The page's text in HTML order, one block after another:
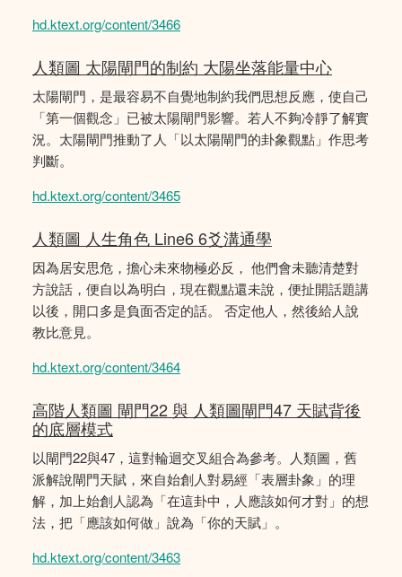
hd.ktext.org/content/3466
人類圖 太陽閘門的制約 大陽坐落能量中心
太陽閘門，是最容易不自覺地制約我們思想反應，使自己
「第一個觀念」已被太陽閘門影響。若人不夠冷靜了解實
況。太陽閘門推動了人「以太陽閘門的卦象觀點」作思考
判斷。
hd.ktext.org/content/3465
人類圖 人生角色 Line6 6爻溝通學
因為居安思危，擔心未來物極必反， 他們會未聽清楚對
方說話，便自以為明白，現在觀點還未說，便扯開話題講
以後，開口多是負面否定的話。 否定他人，然後給人說
教比意見。
hd.ktext.org/content/3464
高階人類圖 閘門22 與 人類圖閘門47 天賦背後
的底層模式
以閘門22與47，這對輪迴交叉組合為參考。人類圖，舊
派解說閘門天賦，來自始創人對易經「表層卦象」的理
解，加上始創人認為「在這卦中，人應該如何才對」的想
法，把「應該如何做」說為「你的天賦」。
hd.ktext.org/content/3463